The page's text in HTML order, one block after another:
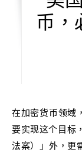
币，
在加密货币领域，美国一直希望成为全球的领导者。然而，
要实现这个目标
法案）」外，更